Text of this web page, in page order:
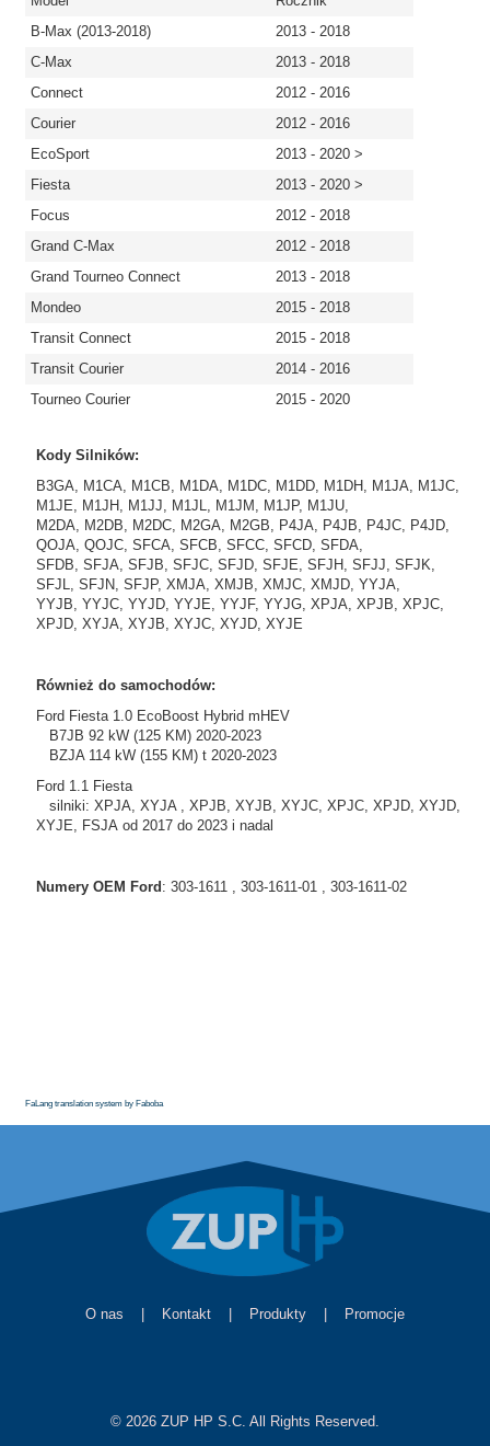
B-Max (2013-2018)
2013 - 2018
C-Max
2013 - 2018
Connect
2012 - 2016
Courier
2012 - 2016
EcoSport
2013 - 2020 >
Fiesta
2013 - 2020 >
Focus
2012 - 2018
Grand C-Max
2012 - 2018
Grand Tourneo Connect
2013 - 2018
Mondeo
2015 - 2018
Transit Connect
2015 - 2018
Transit Courier
2014 - 2016
Tourneo Courier
2015 - 2020
Kody Silników:
B3GA, M1CA, M1CB, M1DA, M1DC, M1DD, M1DH, M1JA, M1JC,
M1JE, M1JH, M1JJ, M1JL, M1JM, M1JP, M1JU,
M2DA, M2DB, M2DC, M2GA, M2GB, P4JA, P4JB, P4JC, P4JD,
QOJA, QOJC, SFCA, SFCB, SFCC, SFCD, SFDA,
SFDB, SFJA, SFJB, SFJC, SFJD, SFJE, SFJH, SFJJ, SFJK,
SFJL, SFJN, SFJP, XMJA, XMJB, XMJC, XMJD, YYJA,
YYJB, YYJC, YYJD, YYJE, YYJF, YYJG, XPJA, XPJB, XPJC,
XPJD, XYJA, XYJB, XYJC, XYJD, XYJE
Również do samochodów:
Ford Fiesta 1.0 EcoBoost Hybrid mHEV
B7JB 92 kW (125 KM) 2020-2023
BZJA 114 kW (155 KM) t 2020-2023
Ford 1.1 Fiesta
silniki: XPJA, XYJA , XPJB, XYJB, XYJC, XPJC, XPJD, XYJD,
XYJE, FSJA od 2017 do 2023 i nadal
Numery OEM Ford : 303-1611 , 303-1611-01 , 303-1611-02
FaLang translation system by Faboba
O nas | Kontakt | Produkty | Promocje
© 2026 ZUP HP S.C. All Rights Reserved.